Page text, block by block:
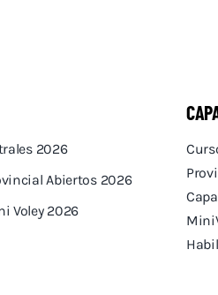
2026
Abiertos 2026
Voley 2026